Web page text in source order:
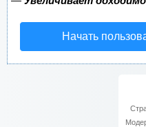
Начать